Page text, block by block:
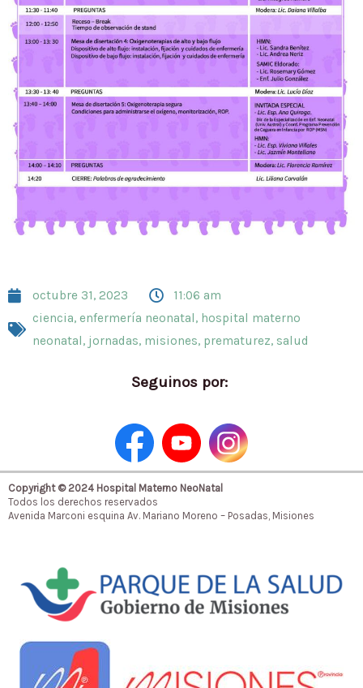
octubre 31, 2023
11:06 am
ciencia, enfermería neonatal, hospital materno
neonatal, jornadas, misiones, prematurez, salud
Seguinos por:
Copyright © 2024 Hospital Materno NeoNatal
Todos los derechos reservados
Avenida Marconi esquina Av. Mariano Moreno – Posadas, Misiones